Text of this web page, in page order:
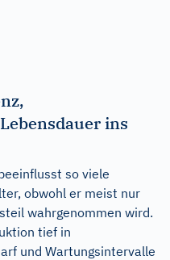
ins
so viele
obwohl er meist nur
wahrgenommen wird.
tief in
und Wartungsintervalle